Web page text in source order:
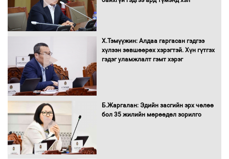
Нөөцийн махны худалдаа,
борлуулалтыг нээлттэй ил тод
болгоно
төлөвлөгөө”-гөө танилцуулна
Х.Тэмүүжин: Алдаа гаргасан гэдгээ
хүлээн зөвшөөрөх хэрэгтэй. Хүн гүтгэх
гэдэг уламжлалт гэмт хэрэг
Б.Жаргалан: Эдийн засгийн эрх чөлөө
бол 35 жилийн мөрөөдөл зорилго